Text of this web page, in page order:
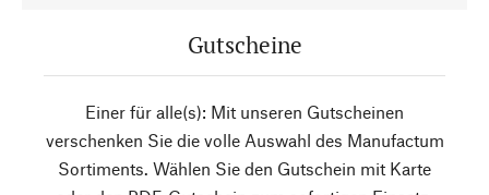
Gutscheine
Einer für alle(s): Mit unseren Gutscheinen
verschenken Sie die volle Auswahl des Manufactum
Sortiments. Wählen Sie den Gutschein mit Karte